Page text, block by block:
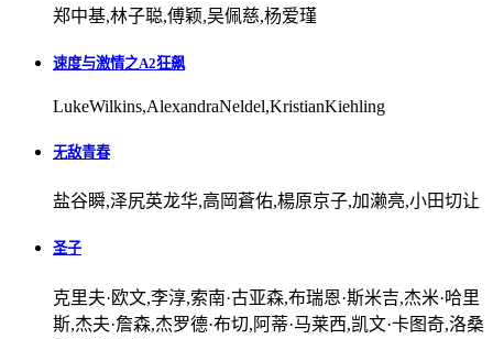
郑中基,林子聪,傅颖,吴佩慈,杨爱瑾
速度与激情之A2狂飙
LukeWilkins,AlexandraNeldel,KristianKiehling
无敌青春
盐谷瞬,泽尻英龙华,高岡蒼佑,楊原京子,加濑亮,小田切让
圣子
克里夫·欧文,李淳,索南·古亚森,布瑞恩·斯米吉,杰米·哈里
斯,杰夫·詹森,杰罗德·布切,阿蒂·马莱西,凯文·卡图奇,洛桑